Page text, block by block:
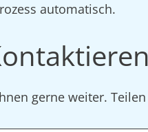
automatisch.
gerne weiter.